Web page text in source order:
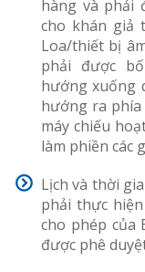
hàng và phải
cho khán giả
Loa/thiết bị
phải được
hướng xuống
hướng ra phía
máy chiếu
làm phiền các
Lịch và thời
phải thực
cho phép của
được phê